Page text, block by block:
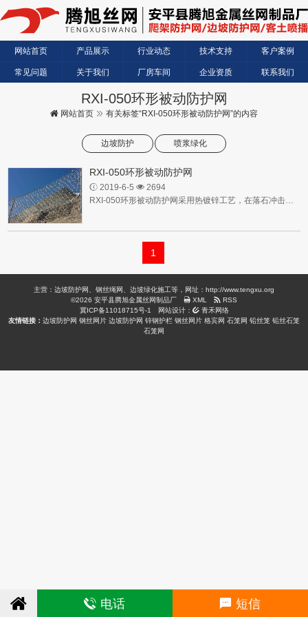
网站首页 产品展示 行业动态 技术支持 客户案例
常见问题 关于我们 厂房车间 企业资质 联系我们
RXI-050环形被动防护网
网站首页 有关标签“RXI-050环形被动防护网”的内容
边坡防护 喷浆绿化
RXI-050环形被动防护网
2019-6-5
2694
RXI-050环形被动防护网采用热镀锌工艺，在落石冲击过程中能发生自身几何形态改变、具有更为突出柔性...
1
电话 短信
主营：边坡防护网、钢丝绳网、边坡绿化施工等，网址：http://www.tengxu.org
©2026 安平县腾旭金属丝网制品厂
XML
RSS
冀ICP备11018715号-1
网站设计：
青禾网络
友情链接： 边坡防护网 钢丝网片 边坡防护网 锌钢护栏 钢丝网片 格宾网 石笼网 铅丝笼 铅丝石笼
石笼网